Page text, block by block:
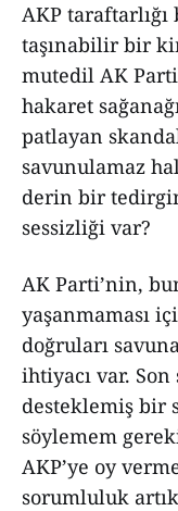
AKP
taşınabilir bir
mutedil AK
hakaret
patlayan
savunulamaz
derin bir
sessizliği var?
AK Parti’nin,
yaşanmaması
doğruları
ihtiyacı var.
desteklemiş bir
söylemem
AKP’ye oy
sorumluluk